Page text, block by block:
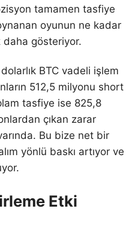
tamamen tasfiye
oyunun ne kadar
daha gösteriyor.
BTC vadeli işlem
512,5 milyonu short
tasfiye ise 825,8
çıkan zarar
Bu bize net bir
yönlü baskı artıyor ve
Etki